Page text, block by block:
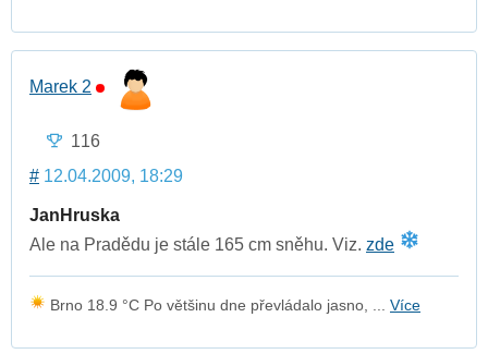
Marek 2
116
# 12.04.2009, 18:29
JanHruska
Ale na Pradědu je stále 165 cm sněhu. Viz. zde
Brno 18.9 °C Po většinu dne převládalo jasno, ... Více